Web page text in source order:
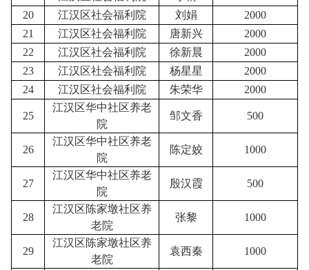
20
江汉区社会福利院 刘娟
2000
21
江汉区社会福利院 唐新兴
2000
22
江汉区社会福利院 徐新晨
2000
23
江汉区社会福利院 杨星星
2000
24
江汉区社会福利院 朱荣华 2000
25
江汉区华中社区养老
院
邹文香 500
26
江汉区华中社区养老
院
陈定姣 1000
27
江汉区华中社区养老
院
殷汉霞 500
28
江汉区陈家墩社区养
老院
张黎 1000
29
江汉区陈家墩社区养
老院
袁西秦 1000